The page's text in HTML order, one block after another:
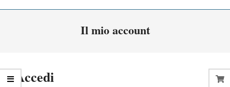
Giustamm
Il mio account
Accedi